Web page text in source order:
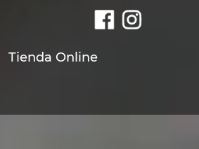
Tienda Online